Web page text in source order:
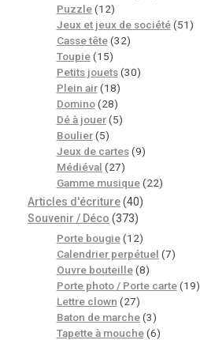
Puzzle (12)
Jeux et jeux de société (51)
Casse tête (32)
Toupie (15)
Petits jouets (30)
Plein air (18)
Domino (28)
Dé à jouer (5)
Boulier (5)
Jeux de cartes (9)
Médiéval (27)
Gamme musique (22)
Articles d'écriture(40)
Souvenir / Déco (373)
Porte bougie (12)
Calendrier perpétuel (7)
Ouvre bouteille (8)
Porte photo / Porte carte (19)
Lettre clown (27)
Baton de marche (3)
Tapette à mouche (6)